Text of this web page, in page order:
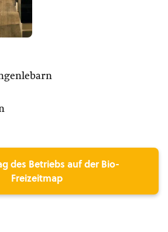
des Betriebs auf der Bio-
Freizeitmap